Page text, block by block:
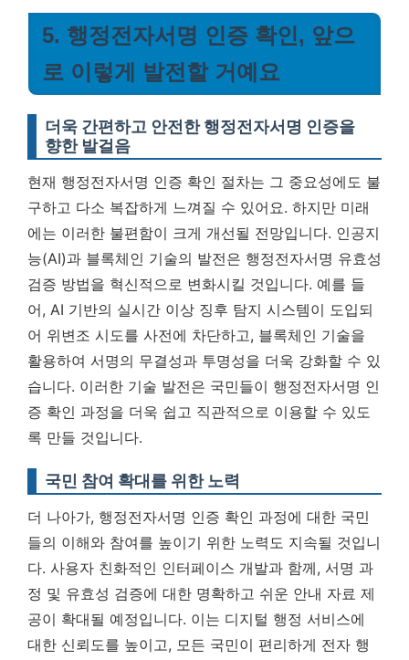
5. 행정전자서명 인증 확인, 앞으
로 이렇게 발전할 거예요
더욱 간편하고 안전한 행정전자서명 인증을
향한 발걸음
현재 행정전자서명 인증 확인 절차는 그 중요성에도 불
구하고 다소 복잡하게 느껴질 수 있어요. 하지만 미래
에는 이러한 불편함이 크게 개선될 전망입니다. 인공지
능(AI)과 블록체인 기술의 발전은 행정전자서명 유효성
검증 방법을 혁신적으로 변화시킬 것입니다. 예를 들
어, AI 기반의 실시간 이상 징후 탐지 시스템이 도입되
어 위변조 시도를 사전에 차단하고, 블록체인 기술을
활용하여 서명의 무결성과 투명성을 더욱 강화할 수 있
습니다. 이러한 기술 발전은 국민들이 행정전자서명 인
증 확인 과정을 더욱 쉽고 직관적으로 이용할 수 있도
록 만들 것입니다.
국민 참여 확대를 위한 노력
더 나아가, 행정전자서명 인증 확인 과정에 대한 국민
들의 이해와 참여를 높이기 위한 노력도 지속될 것입니
다. 사용자 친화적인 인터페이스 개발과 함께, 서명 과
정 및 유효성 검증에 대한 명확하고 쉬운 안내 자료 제
공이 확대될 예정입니다. 이는 디지털 행정 서비스에
대한 신뢰도를 높이고, 모든 국민이 편리하게 전자 행